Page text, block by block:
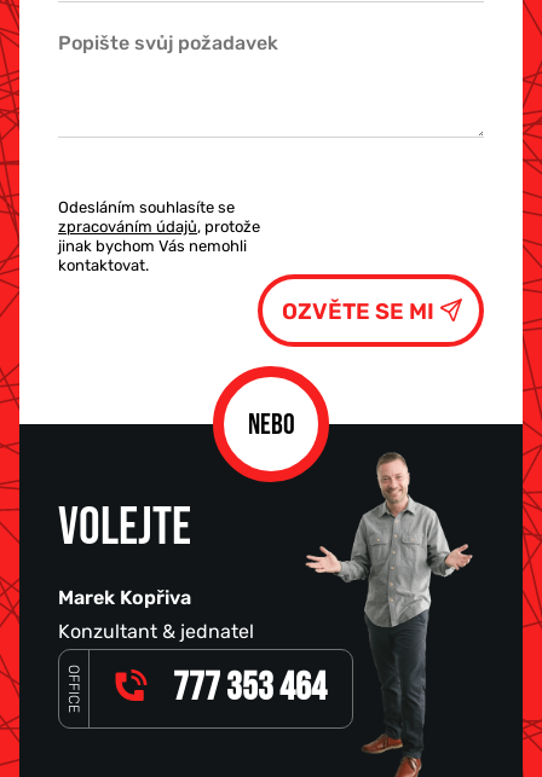
Odesláním souhlasíte se
zpracováním údajů, protože
jinak bychom Vás nemohli
kontaktovat.
NEBO
VOLEJTE
Marek Kopřiva
Konzultant & jednatel
OFFICE 777 353 464